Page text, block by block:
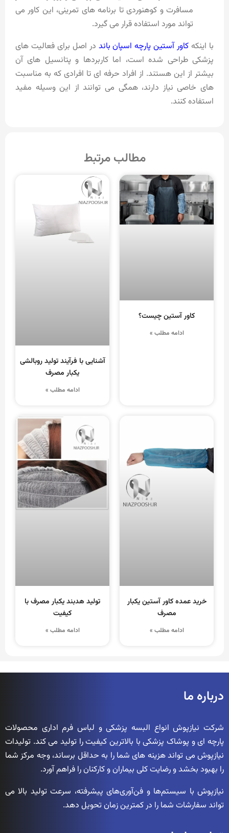
مسافرت و کوهنوردی تا برنامه های تمرینی، این کاور می
تواند مورد استفاده قرار می گیرد.
با اینکه کاور آستین پارچه اسپان باند در اصل برای فعالیت های
پزشکی طراحی شده است، اما کاربردها و پتانسیل های آن
بیشتر از این هستند. از افراد حرفه ای تا افرادی که به مناسبت
های خاصی نیاز دارند، همگی می توانند از این وسیله مفید
استفاده کنند.
مطالب مرتبط
کاور آستین چیست؟
ادامه مطلب »
آشنایی با فرآیند تولید روبالشی
یکبار مصرف
ادامه مطلب »
خرید عمده کاور آستین یکبار
مصرف
ادامه مطلب »
تولید هدبند یکبار مصرف با
کیفیت
ادامه مطلب »
درباره ما
شرکت نیازپوش انواع البسه پزشکی و لباس فرم اداری محصولات
پارچه ای و پوشاک پزشکی با بالاترین کیفیت را تولید می کند. تولیدات
نیازپوش می تواند هزینه های شما را به حداقل برساند، وجه مرکز شما
را بهبود بخشد و رضایت کلی بیماران و کارکنان را فراهم آورد.
نیازپوش با سیستم‌ها و فن‌آوری‌های پیشرفته، سرعت تولید بالا می
تواند سفارشات شما را در کمترین زمان تحویل دهد.